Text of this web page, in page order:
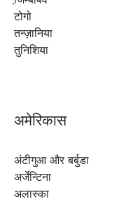
टोगो
तन्ज़ानिया
तुनिशिया
अमेरिकास
अंटीगुआ और बर्बुडा
अर्जेन्टिना
अलास्का